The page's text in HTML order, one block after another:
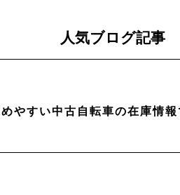
人気ブログ記事
やすい中古自転車の在庫情報